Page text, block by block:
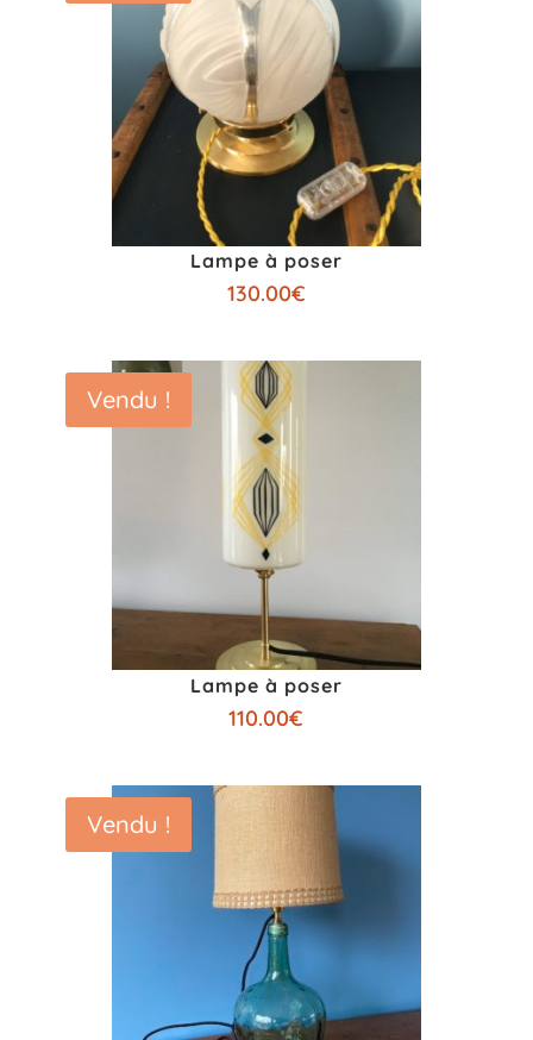
Lampe à poser
130.00€
Lampe à poser
110.00€
Vendu !
Vendu !